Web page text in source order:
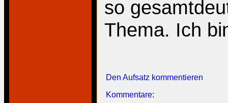
so
Thema. Ich
Den Aufsatz kommentieren
Kommentare: